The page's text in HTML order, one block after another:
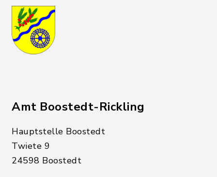
Amt Boostedt-Rickling
Hauptstelle Boostedt
Twiete 9
24598 Boostedt